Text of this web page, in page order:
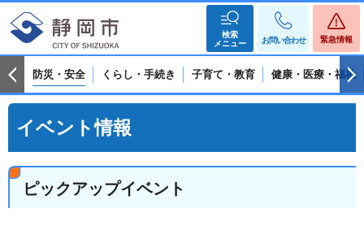
検索
メニュー
お問い合わせ 緊急情報
防災・安全 くらし・手続き 子育て・教育 健康・医療・福祉
イベント情報
ピックアップイベント